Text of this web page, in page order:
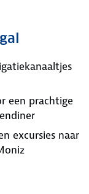
een prachtige
excursies naar